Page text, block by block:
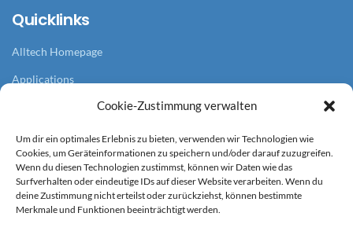
Cookie-Zustimmung verwalten
Um dir ein optimales Erlebnis zu bieten, verwenden wir Technologien wie
Cookies, um Geräteinformationen zu speichern und/oder darauf zuzugreifen.
Wenn du diesen Technologien zustimmst, können wir Daten wie das
Surfverhalten oder eindeutige IDs auf dieser Website verarbeiten. Wenn du
deine Zustimmung nicht erteilst oder zurückziehst, können bestimmte
Merkmale und Funktionen beeinträchtigt werden.
Quicklinks
Alltech Homepage
Applications
References
News overview
Service